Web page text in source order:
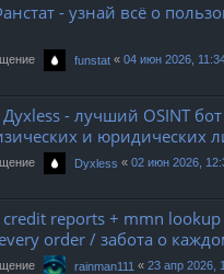
- узнай всё о
funstat « 04 июн 2026,
- лучший OSINT бот
и юридических
Dyxless « 02 июн 2026,
reports + mmn lookup
order / забота о
rainman111 « 23 апр 2026,